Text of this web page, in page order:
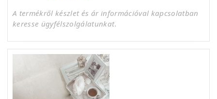
A termékről készlet és ár információval kapcsolatban
keresse ügyfélszolgálatunkat.